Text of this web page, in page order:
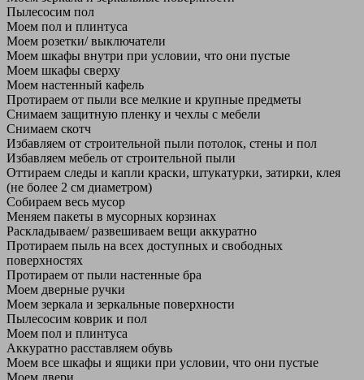
Пылесосим пол
Моем пол и плинтуса
Моем розетки/ выключатели
Моем шкафы внутри при условии, что они пустые
Моем шкафы сверху
Моем настенный кафель
Протираем от пыли все мелкие и крупные предметы
Снимаем защитную пленку и чехлы с мебели
Снимаем скотч
Избавляем от строительной пыли потолок, стены и пол
Избавляем мебель от строительной пыли
Оттираем следы и капли краски, штукатурки, затирки, клея
(не более 2 см диаметром)
Собираем весь мусор
Меняем пакеты в мусорных корзинах
Раскладываем/ развешиваем вещи аккуратно
Протираем пыль на всех доступных и свободных
поверхностях
Протираем от пыли настенные бра
Моем дверные ручки
Моем зеркала и зеркальные поверхности
Пылесосим коврик и пол
Моем пол и плинтуса
Аккуратно расставляем обувь
Моем все шкафы и ящики при условии, что они пустые
Моем двери